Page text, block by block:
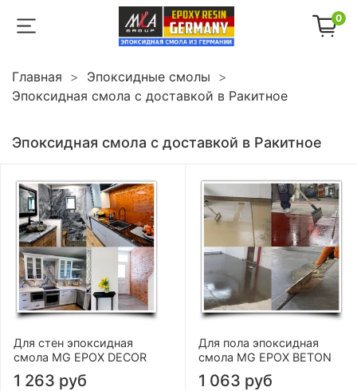
0
Главная
Эпоксидные смолы
Эпоксидная смола с доставкой в Ракитное
Эпоксидная смола с доставкой в Ракитное
Для стен эпоксидная
смола MG EPOX DECOR
1 263 руб
Для пола эпоксидная
смола MG EPOX BETON
1 063 руб